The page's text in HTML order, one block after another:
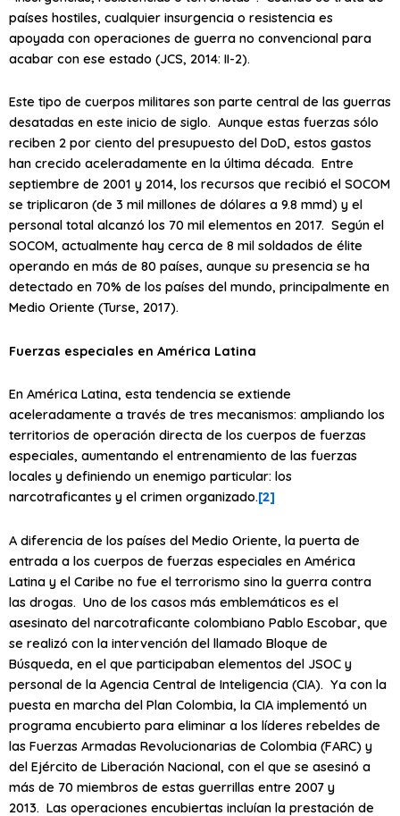
países hostiles, cualquier insurgencia o resistencia es
apoyada con operaciones de guerra no convencional para
acabar con ese estado (JCS, 2014: II-2).
Este tipo de cuerpos militares son parte central de las guerras
desatadas en este inicio de siglo. Aunque estas fuerzas sólo
reciben 2 por ciento del presupuesto del DoD, estos gastos
han crecido aceleradamente en la última década. Entre
septiembre de 2001 y 2014, los recursos que recibió el SOCOM
se triplicaron (de 3 mil millones de dólares a 9.8 mmd) y el
personal total alcanzó los 70 mil elementos en 2017. Según el
SOCOM, actualmente hay cerca de 8 mil soldados de élite
operando en más de 80 países, aunque su presencia se ha
detectado en 70% de los países del mundo, principalmente en
Medio Oriente (Turse, 2017).
Fuerzas especiales en América Latina
En América Latina, esta tendencia se extiende
aceleradamente a través de tres mecanismos: ampliando los
territorios de operación directa de los cuerpos de fuerzas
especiales, aumentando el entrenamiento de las fuerzas
locales y definiendo un enemigo particular: los
narcotraficantes y el crimen organizado.[2]
A diferencia de los países del Medio Oriente, la puerta de
entrada a los cuerpos de fuerzas especiales en América
Latina y el Caribe no fue el terrorismo sino la guerra contra
las drogas. Uno de los casos más emblemáticos es el
asesinato del narcotraficante colombiano Pablo Escobar, que
se realizó con la intervención del llamado Bloque de
Búsqueda, en el que participaban elementos del JSOC y
personal de la Agencia Central de Inteligencia (CIA). Ya con la
puesta en marcha del Plan Colombia, la CIA implementó un
programa encubierto para eliminar a los líderes rebeldes de
las Fuerzas Armadas Revolucionarias de Colombia (FARC) y
del Ejército de Liberación Nacional, con el que se asesinó a
más de 70 miembros de estas guerrillas entre 2007 y
2013. Las operaciones encubiertas incluían la prestación de